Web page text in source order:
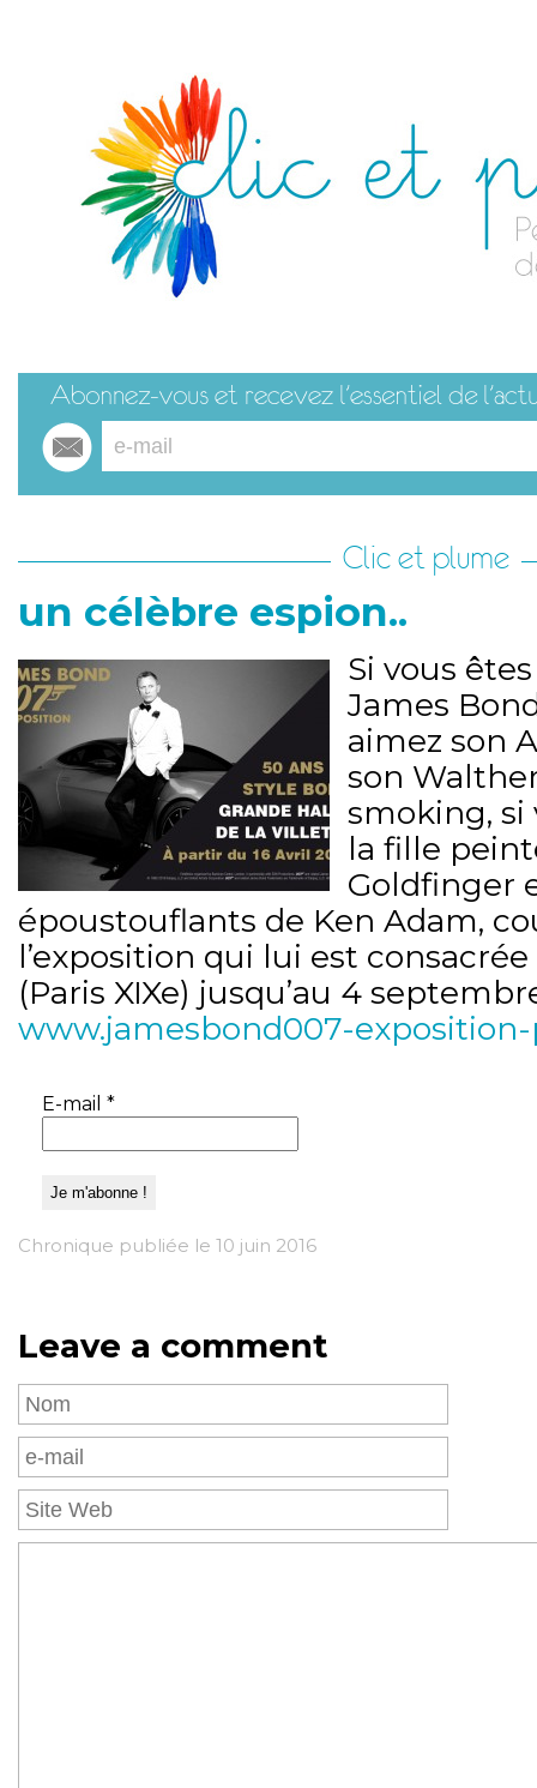
Clic et plume
un célèbre espion..
Si vous
James
aimez son
son
smoking, si
la fille
Goldfinger
époustouflants de Ken Adam,
l’exposition qui lui est
(Paris XIXe) jusqu’au 4
www.jamesbond007-
E-mail *
Chronique publiée le 10 juin 2016
Leave a comment